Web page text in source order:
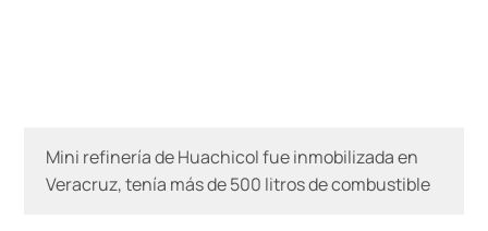
Mini refinería de Huachicol fue inmobilizada en
Veracruz, tenía más de 500 litros de combustible